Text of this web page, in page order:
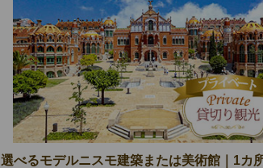
選べるモデルニスモ建築または美術館｜1カ